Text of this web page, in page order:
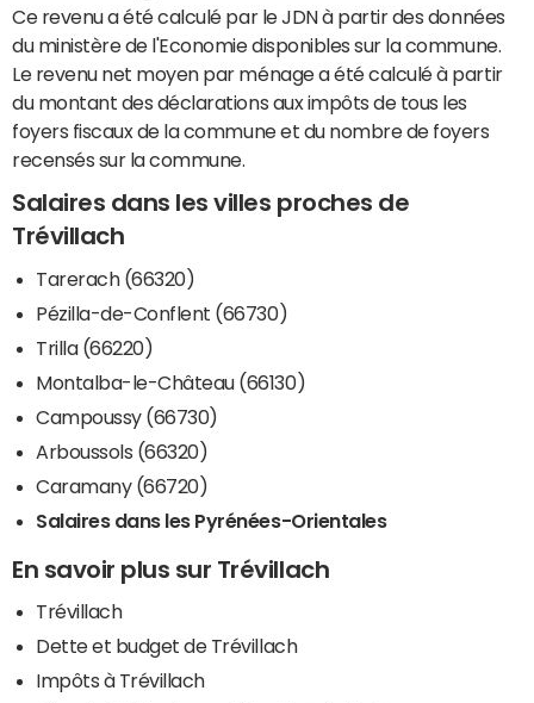
Ce revenu a été calculé par le JDN à partir des données
du ministère de l'Economie disponibles sur la commune.
Le revenu net moyen par ménage a été calculé à partir
du montant des déclarations aux impôts de tous les
foyers fiscaux de la commune et du nombre de foyers
recensés sur la commune.
Salaires dans les villes proches de
Trévillach
Tarerach (66320)
Pézilla-de-Conflent (66730)
Trilla (66220)
Montalba-le-Château (66130)
Campoussy (66730)
Arboussols (66320)
Caramany (66720)
Salaires dans les Pyrénées-Orientales
En savoir plus sur Trévillach
Trévillach
Dette et budget de Trévillach
Impôts à Trévillach